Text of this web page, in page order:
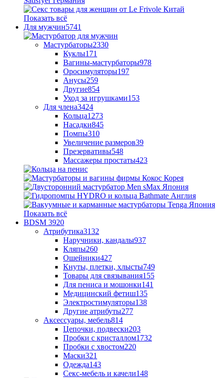
Показать всё
Для мужчин5741
Мастурбаторы2330
Куклы171
Вагины-мастурбаторы978
Оросимуляторы197
Анусы259
Другие854
Уход за игрушками153
Для члена3424
Кольца1273
Насадки845
Помпы310
Увеличение размеров39
Презервативы548
Массажеры простаты423
Показать всё
BDSM 3920
Атрибутика3132
Наручники, кандалы937
Кляпы260
Ошейники427
Кнуты, плетки, хлысты749
Товары для связывания155
Для пениса и мошонки141
Медицинский фетиш135
Электростимуляторы138
Другие атрибуты277
Аксессуары, мебель814
Цепочки, подвески203
Пробки с кристаллом1732
Пробки с хвостом220
Маски321
Одежда143
Секс-мебель и качели148